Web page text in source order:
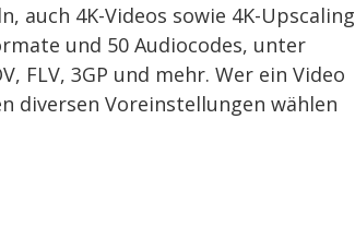
auch 4K-Videos sowie 4K-Upscaling
und 50 Audiocodes, unter
FLV, 3GP und mehr. Wer ein Video
diversen Voreinstellungen wählen